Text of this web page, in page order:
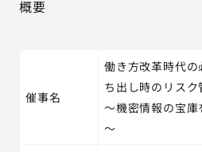
概要
催事名
働き方改革時代の
ち出し時のリスク
～機密情報の宝庫
～